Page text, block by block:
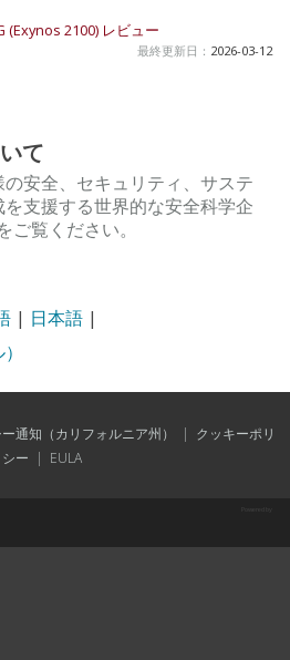
(Exynos 2100) レビュー
最終更新日： 2026-03-12
て
安全、セキュリティ、サステ
支援する世界的な安全科学企
覧ください。
| 日本語 |
通知（カリフォルニア州） | クッキーポリ
シー | EULA